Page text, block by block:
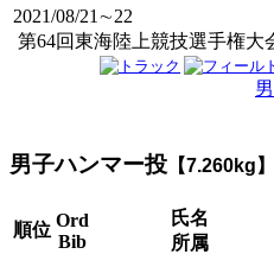
2021/08/21∼22
第64回東海陸上競技選手権大
男子ハンマー投 【7.260kg】
順位 Ord
Bib
氏名
所属